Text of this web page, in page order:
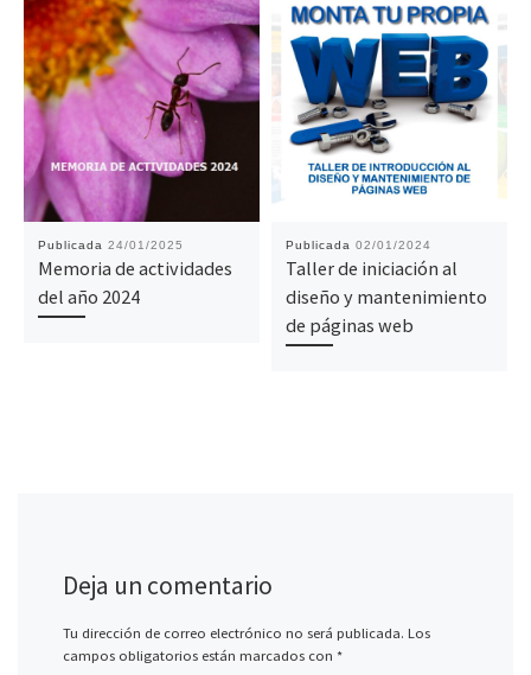
Publicada 24/01/2025
Memoria de actividades
del año 2024
Publicada 02/01/2024
Taller de iniciación al
diseño y mantenimiento
de páginas web
Deja un comentario
Tu dirección de correo electrónico no será publicada. Los
campos obligatorios están marcados con *